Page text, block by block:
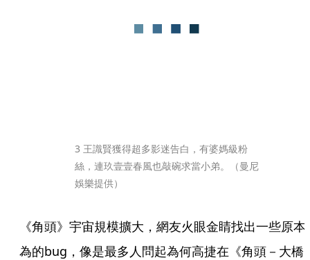
3 王識賢獲得超多影迷告白，有婆媽級粉
絲，連玖壹壹春風也敲碗求當小弟。（曼尼
娛樂提供）
《角頭》宇宙規模擴大，網友火眼金睛找出一些原本
為的bug，像是最多人問起為何高捷在《角頭－大橋